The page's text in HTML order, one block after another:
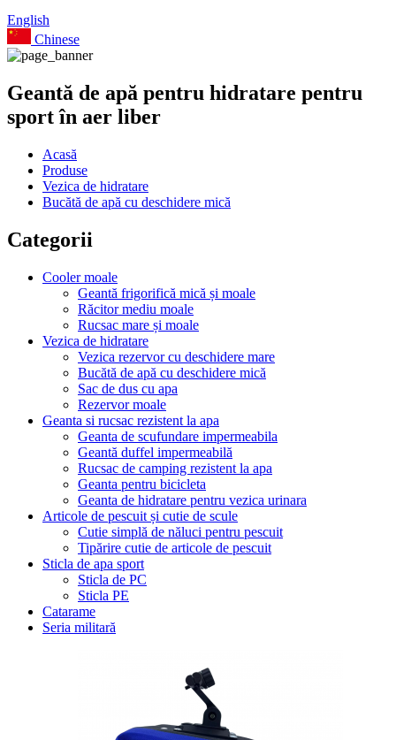
English
Chinese
Geantă de apă pentru hidratare pentru
sport în aer liber
Acasă
Produse
Vezica de hidratare
Bucătă de apă cu deschidere mică
Categorii
Cooler moale
Geantă frigorifică mică și moale
Răcitor mediu moale
Rucsac mare și moale
Vezica de hidratare
Vezica rezervor cu deschidere mare
Bucătă de apă cu deschidere mică
Sac de dus cu apa
Rezervor moale
Geanta si rucsac rezistent la apa
Geanta de scufundare impermeabila
Geantă duffel impermeabilă
Rucsac de camping rezistent la apa
Geanta pentru bicicleta
Geanta de hidratare pentru vezica urinara
Articole de pescuit și cutie de scule
Cutie simplă de năluci pentru pescuit
Tipărire cutie de articole de pescuit
Sticla de apa sport
Sticla de PC
Sticla PE
Catarame
Seria militară